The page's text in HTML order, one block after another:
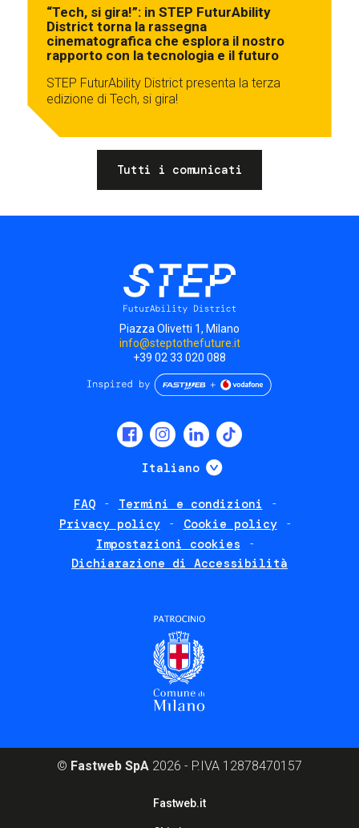
“Tech, si gira!”: in STEP FuturAbility
District torna la rassegna
cinematografica che esplora il nostro
rapporto con la tecnologia e il futuro
STEP FuturAbility District presenta la terza
edizione di Tech, si gira!
Tutti i comunicati
Piazza Olivetti 1, Milano
info@steptothefuture.it
+39 02 33 020 088
Italiano Mostra ulteriori
FAQ
Termini e condizioni
Privacy policy
Cookie policy
Impostazioni cookies
Dichiarazione di Accessibilità
© Fastweb SpA 2026 - P.IVA 12878470157
Fastweb.it